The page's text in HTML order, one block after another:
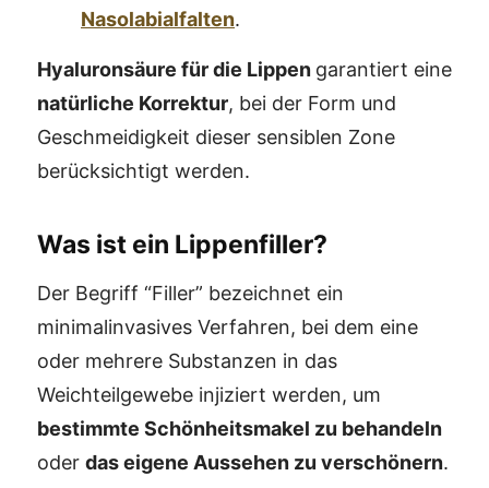
Nasolabialfalten.
Hyaluronsäure für die Lippen garantiert eine
natürliche Korrektur, bei der Form und
Geschmeidigkeit dieser sensiblen Zone
berücksichtigt werden.
Was ist ein Lippenfiller?
Der Begriff “Filler” bezeichnet ein
minimalinvasives Verfahren, bei dem eine
oder mehrere Substanzen in das
Weichteilgewebe injiziert werden, um
bestimmte Schönheitsmakel zu behandeln
oder das eigene Aussehen zu verschönern.